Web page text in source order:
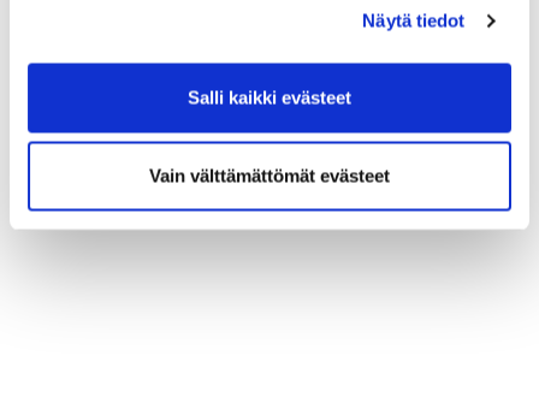
Näytä tiedot
Salli kaikki evästeet
Vain välttämättömät evästeet
Vieraspelaajien lähtö vahvistetaan aina